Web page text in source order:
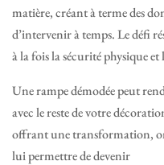
matière, créant à terme des
d’intervenir à temps. Le défi
à la fois la sécurité physique
Une rampe démodée peut
avec le reste de votre
offrant une transformation,
lui permettre de devenir